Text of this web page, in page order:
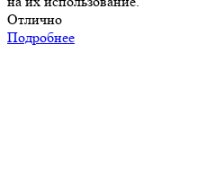
Отлично
Подробнее